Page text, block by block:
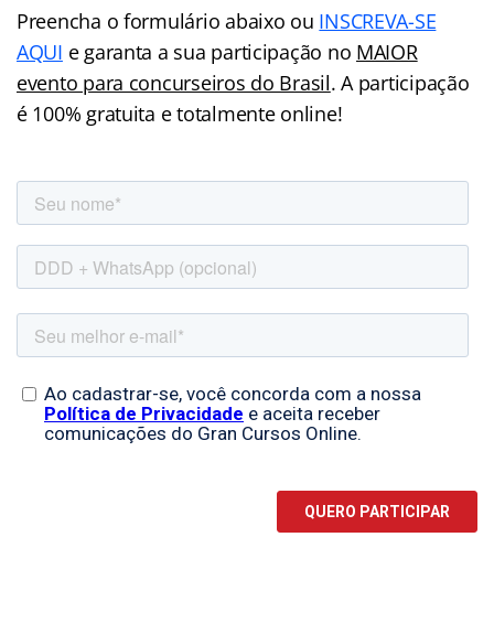
Preencha o formulário abaixo ou INSCREVA-SE
AQUI e garanta a sua participação no MAIOR
evento para concurseiros do Brasil. A participação
é 100% gratuita e totalmente online!